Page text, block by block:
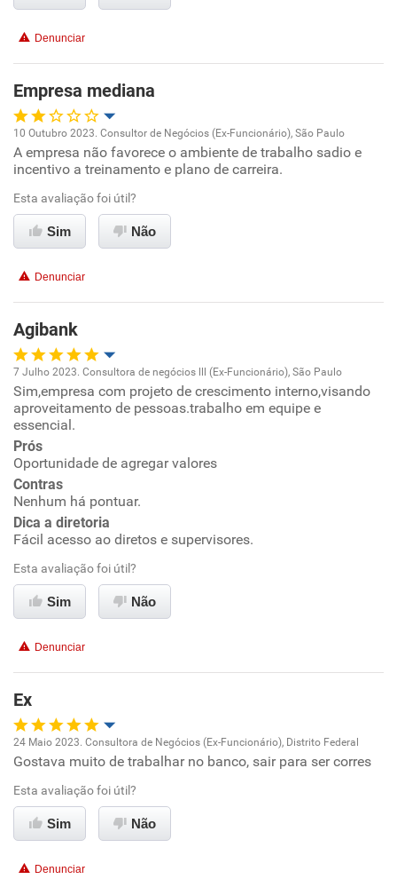
Denunciar
Empresa mediana
Oportunidade de promoção
Ambiente de trabalho
Conciliação com a vida familiar
Recomenda esta empresa
Recomenda a diretoria
10 Outubro 2023. Consultor de Negócios (Ex-Funcionário), São Paulo
A empresa não favorece o ambiente de trabalho sadio e
incentivo a treinamento e plano de carreira.
Esta avaliação foi útil?
Sim Não
Denunciar
Agibank
Oportunidade de promoção
Conciliação com a vida familiar
Benefícios
Recomenda esta empresa
Recomenda a diretoria
7 Julho 2023. Consultora de negócios lll (Ex-Funcionário), São Paulo
Sim,empresa com projeto de crescimento interno,visando
aproveitamento de pessoas.trabalho em equipe e
essencial.
Prós
Oportunidade de agregar valores
Contras
Nenhum há pontuar.
Dica a diretoria
Fácil acesso ao diretos e supervisores.
Esta avaliação foi útil?
Sim Não
Denunciar
Ex
Oportunidade de promoção
Ambiente de trabalho
24 Maio 2023. Consultora de Negócios (Ex-Funcionário), Distrito Federal
Gostava muito de trabalhar no banco, sair para ser corres
Esta avaliação foi útil?
Sim Não
Denunciar